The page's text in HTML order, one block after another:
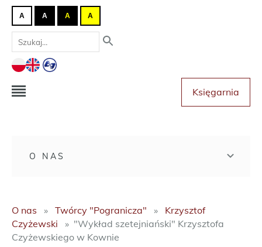
A A A A
Księgarnia
O NAS
O nas Twórcy "Pogranicza"
Krzysztof
Czyżewski
"Wykład szetejniański" Krzysztofa
Czyżewskiego w Kownie